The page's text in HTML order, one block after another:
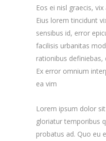
Eos ei nisl graecis,
Eius lorem tincidunt
sensibus id, error
facilisis urbanitas
rationibus
Ex error omnium
ea vim
Lorem ipsum dolor
gloriatur temporibus
probatus ad. Quo eu